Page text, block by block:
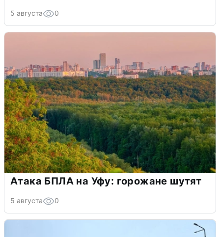
5 августа 0
Атака БПЛА на Уфу: горожане шутят
5 августа 0